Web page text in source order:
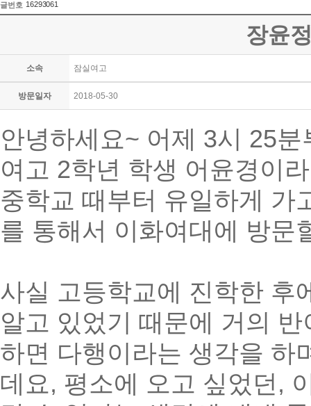
글번호 16293061
장윤
소속 잠실여고
방문일자 2018-05-30
안녕하세요~ 어제 3시 25
여고 2학년 학생 어윤경이
중학교 때부터 유일하게 가
를 통해서 이화여대에 방문
사실 고등학교에 진학한 후
알고 있었기 때문에 거의
하면 다행이라는 생각을 하
데요, 평소에 오고 싶었던,